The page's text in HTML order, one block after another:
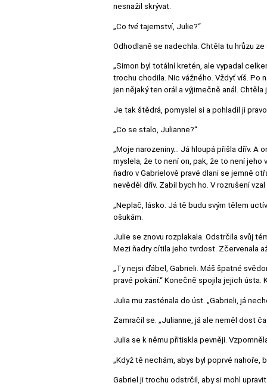
nesnažil skrývat.
„Co tvé tajemství, Julie?“
Odhodlaně se nadechla. Chtěla tu hrůzu
„Simon byl totální kretén, ale vypadal
trochu chodila. Nic vážného. Vždyť víš. Po
jen nějaký ten orál a výjimečně anál.
Je tak štědrá, pomyslel si a pohladil ji
„Co se stalo, Julianne?“
„Moje narozeniny… Já hloupá přišla dřív. A
myslela, že to není on, pak, že to není jeho
ňadro v Gabrielově pravé dlani se jemně
nevěděl dřív. Zabil bych ho. V rozrušení
„Neplač, lásko. Já tě budu svým tělem
ošukám.
Julie se znovu rozplakala. Odstrčila svůj
Mezi ňadry cítila jeho tvrdost. Zčervenala
„Ty nejsi ďábel, Gabrieli. Máš špatné
pravé pokání.“ Konečně spojila jejich
Julia mu zasténala do úst. „Gabrieli, já
Zamračil se. „Julianne, já ale neměl dost
Julia se k němu přitiskla pevněji.
„Když tě nechám, abys byl poprvé nahoře,
Gabriel ji trochu odstrčil, aby si mohl